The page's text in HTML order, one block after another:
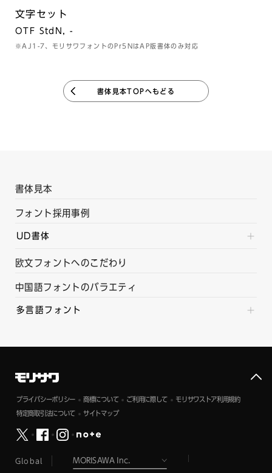
文字セット
OTF StdN, -
※AJ1-7、モリサワフォントのPr5NはAP版書体のみ対応
書体見本TOPへもどる
書体見本
フォント採用事例
UD書体
欧文フォントへのこだわり
中国語フォントのバラエティ
多言語フォント
プライバシーポリシー 商標について ご利用に際して モリサワストア利用規約
特定商取引法について サイトマップ
Global